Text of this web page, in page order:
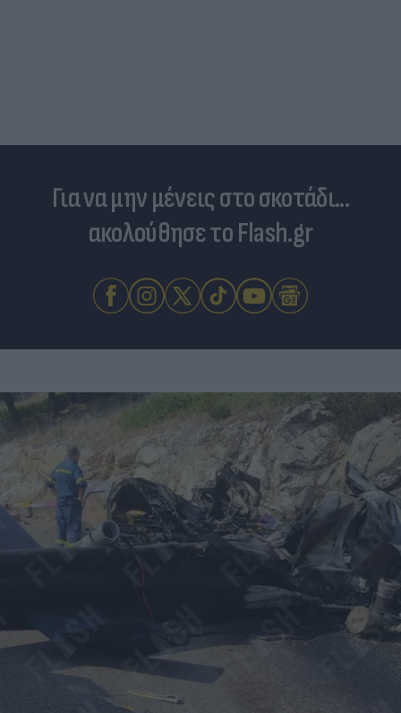
Για να μην μένεις στο σκοτάδι...
ακολούθησε το Flash.gr